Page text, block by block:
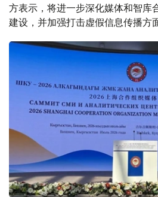
方表示，将进一步深化媒体和智库
建设，并加强打击虚假信息传播方